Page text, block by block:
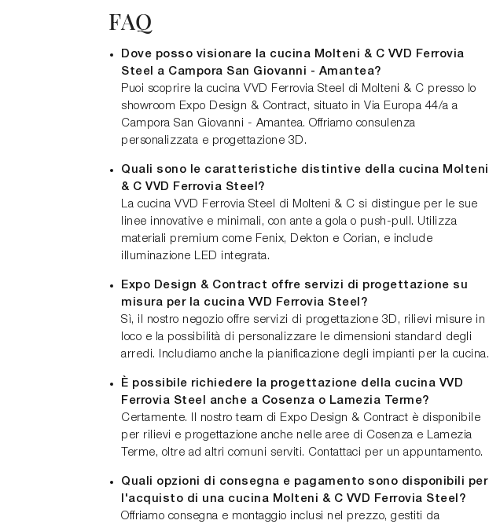
FAQ
Dove posso visionare la cucina Molteni & C VVD Ferrovia
Steel a Campora San Giovanni - Amantea?
Puoi scoprire la cucina VVD Ferrovia Steel di Molteni & C presso lo
showroom Expo Design & Contract, situato in Via Europa 44/a a
Campora San Giovanni - Amantea. Offriamo consulenza
personalizzata e progettazione 3D.
Quali sono le caratteristiche distintive della cucina Molteni
& C VVD Ferrovia Steel?
La cucina VVD Ferrovia Steel di Molteni & C si distingue per le sue
linee innovative e minimali, con ante a gola o push-pull. Utilizza
materiali premium come Fenix, Dekton e Corian, e include
illuminazione LED integrata.
Expo Design & Contract offre servizi di progettazione su
misura per la cucina VVD Ferrovia Steel?
Sì, il nostro negozio offre servizi di progettazione 3D, rilievi misure in
loco e la possibilità di personalizzare le dimensioni standard degli
arredi. Includiamo anche la pianificazione degli impianti per la cucina.
È possibile richiedere la progettazione della cucina VVD
Ferrovia Steel anche a Cosenza o Lamezia Terme?
Certamente. Il nostro team di Expo Design & Contract è disponibile
per rilievi e progettazione anche nelle aree di Cosenza e Lamezia
Terme, oltre ad altri comuni serviti. Contattaci per un appuntamento.
Quali opzioni di consegna e pagamento sono disponibili per
l'acquisto di una cucina Molteni & C VVD Ferrovia Steel?
Offriamo consegna e montaggio inclusi nel prezzo, gestiti da